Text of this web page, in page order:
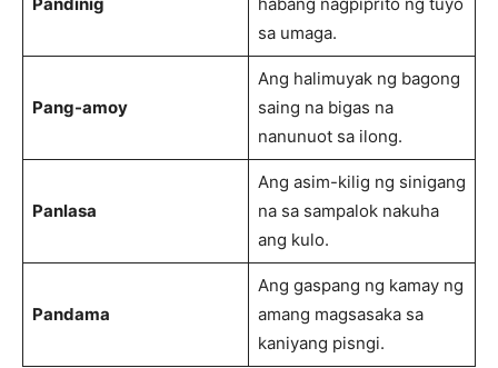
sa umaga.
Pang-amoy
Ang halimuyak ng bagong
saing na bigas na
nanunuot sa ilong.
Panlasa
Ang asim-kilig ng sinigang
na sa sampalok nakuha
ang kulo.
Pandama
Ang gaspang ng kamay ng
amang magsasaka sa
kaniyang pisngi.